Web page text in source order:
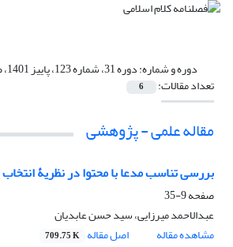
دوره و شماره:دوره 31، شماره 123، پاییز 1401، صفحه 1-178
تعداد مقالات: 6
مقاله علمی - پژوهشی
بررسی تناسب مدعا با محتوا در نظریۀ انتخاب
صفحه9-35
عبدالاحمد میرزایی، سید حسن عابدیان
مشاهده مقاله
اصل مقاله 709.75 K